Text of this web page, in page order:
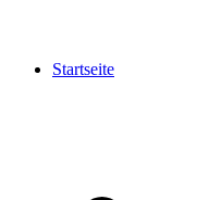
Startseite